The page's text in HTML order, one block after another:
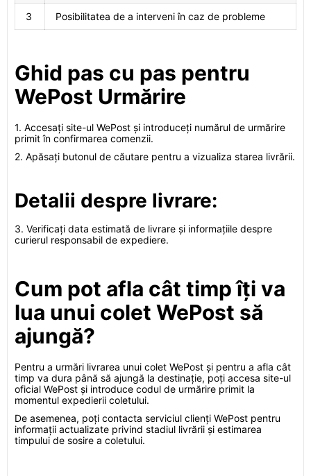
3 Posibilitatea de a interveni în caz de probleme
Ghid pas cu pas pentru
WePost Urmărire
1. Accesați site-ul WePost și introduceți numărul de urmărire
primit în confirmarea comenzii.
2. Apăsați butonul de căutare pentru a vizualiza starea livrării.
Detalii despre livrare:
3. Verificați data estimată de livrare și informațiile despre
curierul responsabil de expediere.
Cum pot afla cât timp îți va
lua unui colet WePost să
ajungă?
Pentru a urmări livrarea unui colet WePost și pentru a afla cât
timp va dura până să ajungă la destinație, poți accesa site-ul
oficial WePost și introduce codul de urmărire primit la
momentul expedierii coletului.
De asemenea, poți contacta serviciul clienți WePost pentru
informații actualizate privind stadiul livrării și estimarea
timpului de sosire a coletului.